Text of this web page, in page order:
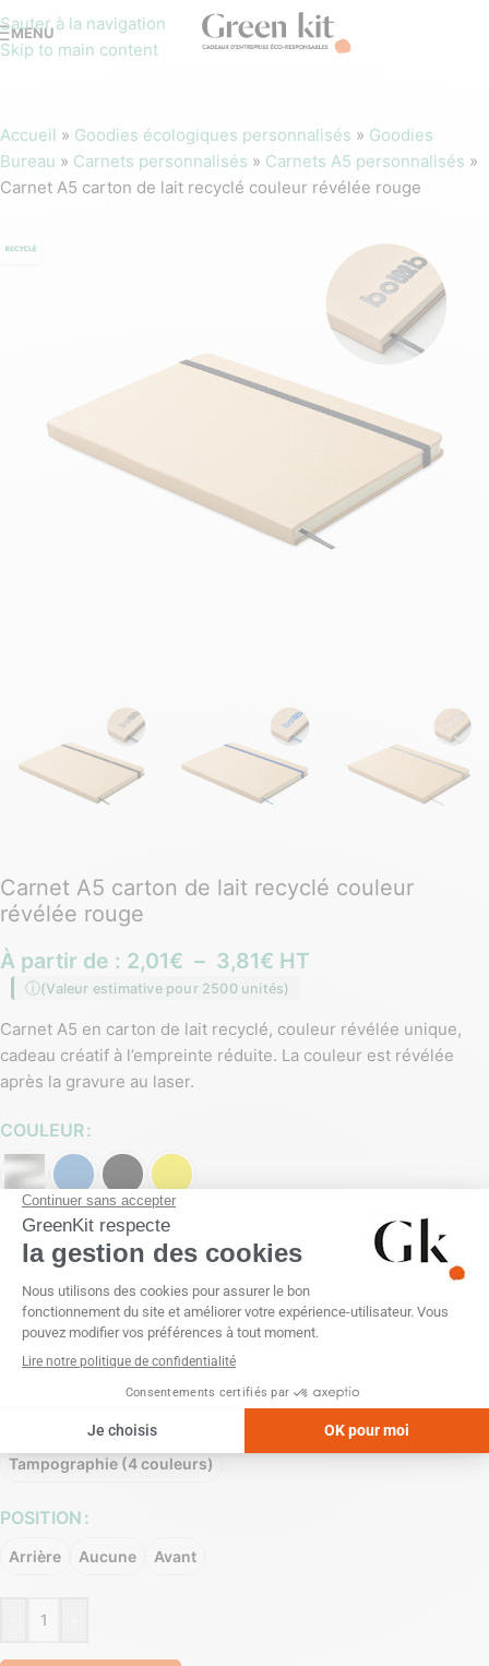
Sauter à la navigation
Skip to main content
MENU
Accueil » Goodies écologiques personnalisés » Goodies
Bureau » Carnets personnalisés » Carnets A5 personnalisés »
Carnet A5 carton de lait recyclé couleur révélée rouge
Carnet A5 carton de lait recyclé couleur
révélée rouge
À partir de : 2,01€ – 3,81€ HT
(Valeur estimative pour 2500 unités)
Carnet A5 en carton de lait recyclé, couleur révélée unique,
cadeau créatif à l’empreinte réduite. La couleur est révélée
après la gravure au laser.
COULEUR
PERSONNALISATION
Embossage Impression numérique (quadri)
Sans personnalisation Sérigraphie (1 couleur)
Sérigraphie (4 couleurs) Tampographie (1 couleur)
Tampographie (2 couleurs) Tampographie (3 couleurs)
Tampographie (4 couleurs)
POSITION
Arrière Aucune Avant